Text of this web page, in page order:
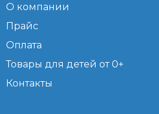
О компании
Прайс
Оплата
Товары для детей от 0+
Контакты